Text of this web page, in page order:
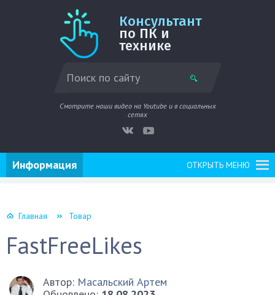
Консультант
по ПК и
технике
Смотрите наши видео на Youtube и в социальных
сетях
ОТКРЫТЬ МЕНЮ
Информация
Главная Товар
FastFreeLikes
Автор: Масальский Артем